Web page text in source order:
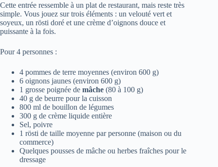
Cette entrée ressemble à un plat de restaurant, mais reste très
simple. Vous jouez sur trois éléments : un velouté vert et
soyeux, un rösti doré et une crème d’oignons douce et
puissante à la fois.
Pour 4 personnes :
4 pommes de terre moyennes (environ 600 g)
6 oignons jaunes (environ 600 g)
1 grosse poignée de mâche (80 à 100 g)
40 g de beurre pour la cuisson
800 ml de bouillon de légumes
300 g de crème liquide entière
Sel, poivre
1 rösti de taille moyenne par personne (maison ou du
commerce)
Quelques pousses de mâche ou herbes fraîches pour le
dressage